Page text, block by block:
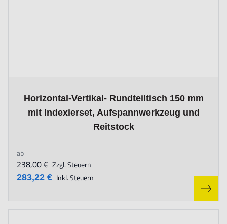
Horizontal-Vertikal- Rundteiltisch 150 mm
mit Indexierset, Aufspannwerkzeug und
Reitstock
The price depends on the options chosen on the product page
ab
283,22 € Inkl. Steuern
238,00 € Zzgl. Steuern